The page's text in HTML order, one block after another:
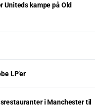
kampe på Old
LP’er
i Manchester til